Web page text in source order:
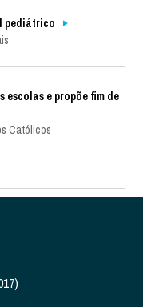
pediátrico
escolas e propõe fim de
Católicos